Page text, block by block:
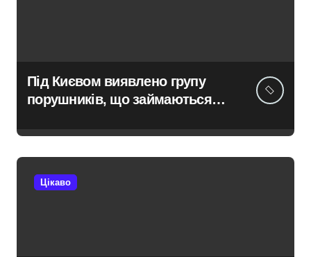
Під Києвом виявлено групу
порушників, що займаються
Цікаво